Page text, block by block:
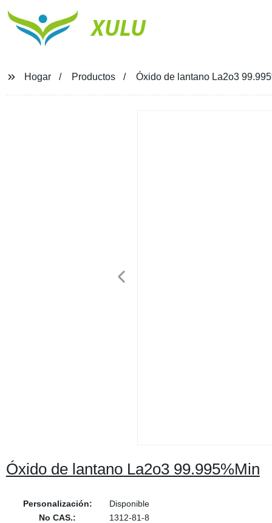
XULU
Hogar Productos Óxido de lantano La2o3
Óxido de lantano La2o3 99.995%Min
Personalización:
Disponible
No CAS.:
1312-81-8